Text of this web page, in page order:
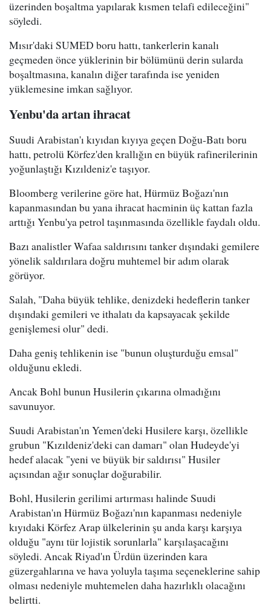
üzerinden boşaltma yapılarak kısmen telafi edileceğini"
söyledi.
Mısır'daki SUMED boru hattı, tankerlerin kanalı
geçmeden önce yüklerinin bir bölümünü derin sularda
boşaltmasına, kanalın diğer tarafında ise yeniden
yüklemesine imkan sağlıyor.
Yenbu'da artan ihracat
Suudi Arabistan'ı kıyıdan kıyıya geçen Doğu-Batı boru
hattı, petrolü Körfez'den krallığın en büyük rafinerilerinin
yoğunlaştığı Kızıldeniz'e taşıyor.
Bloomberg verilerine göre hat, Hürmüz Boğazı'nın
kapanmasından bu yana ihracat hacminin üç kattan fazla
arttığı Yenbu'ya petrol taşınmasında özellikle faydalı oldu.
Bazı analistler Wafaa saldırısını tanker dışındaki gemilere
yönelik saldırılara doğru muhtemel bir adım olarak
görüyor.
Salah, "Daha büyük tehlike, denizdeki hedeflerin tanker
dışındaki gemileri ve ithalatı da kapsayacak şekilde
genişlemesi olur" dedi.
Daha geniş tehlikenin ise "bunun oluşturduğu emsal"
olduğunu ekledi.
Ancak Bohl bunun Husilerin çıkarına olmadığını
savunuyor.
Suudi Arabistan'ın Yemen'deki Husilere karşı, özellikle
grubun "Kızıldeniz'deki can damarı" olan Hudeyde'yi
hedef alacak "yeni ve büyük bir saldırısı" Husiler
açısından ağır sonuçlar doğurabilir.
Bohl, Husilerin gerilimi artırması halinde Suudi
Arabistan'ın Hürmüz Boğazı'nın kapanması nedeniyle
kıyıdaki Körfez Arap ülkelerinin şu anda karşı karşıya
olduğu "aynı tür lojistik sorunlarla" karşılaşacağını
söyledi. Ancak Riyad'ın Ürdün üzerinden kara
güzergahlarına ve hava yoluyla taşıma seçeneklerine sahip
olması nedeniyle muhtemelen daha hazırlıklı olacağını
belirtti.